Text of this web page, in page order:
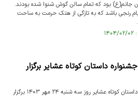
بود که تمام سالن گوش شنوا شده بودند.
رنجی باشد که به تازگی از هتک حرمت به ساحت
داستان کوتاه عشایر برگزار
آیین اختتامیه نخستین جشنواره داستان کوتاه عشایر روز سه شنبه ۲۴ مهر ۱۴۰۳ برگزار